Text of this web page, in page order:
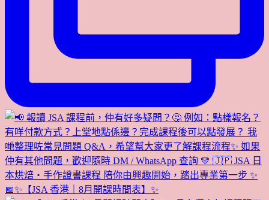
📅✨【JSA 香港｜8月開課時間表】✨